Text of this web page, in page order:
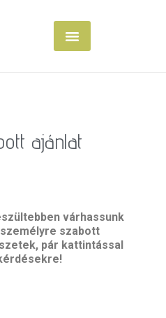
ajánlat
várhassunk
szabott
pár kattintással